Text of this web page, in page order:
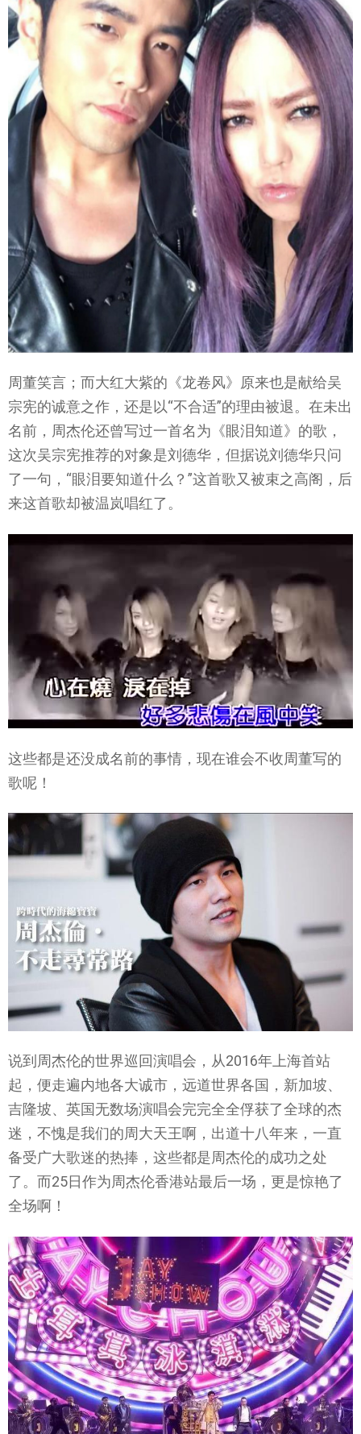
周董笑言；而大红大紫的《龙卷风》原来也是献给吴
宗宪的诚意之作，还是以“不合适”的理由被退。在未出
名前，周杰伦还曾写过一首名为《眼泪知道》的歌，
这次吴宗宪推荐的对象是刘德华，但据说刘德华只问
了一句，“眼泪要知道什么？”这首歌又被束之高阁，后
来这首歌却被温岚唱红了。
这些都是还没成名前的事情，现在谁会不收周董写的
歌呢！
说到周杰伦的世界巡回演唱会，从2016年上海首站
起，便走遍内地各大诚市，远道世界各国，新加坡、
吉隆坡、英国无数场演唱会完完全全俘获了全球的杰
迷，不愧是我们的周大天王啊，出道十八年来，一直
备受广大歌迷的热捧，这些都是周杰伦的成功之处
了。而25日作为周杰伦香港站最后一场，更是惊艳了
全场啊！